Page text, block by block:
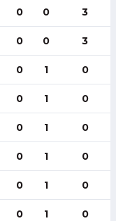
0 0 3
0 0 3
0 1 0
0 1 0
0 1 0
0 1 0
0 1 0
0 1 0